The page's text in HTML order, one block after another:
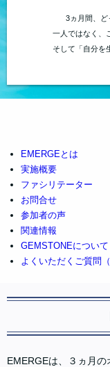
3ヵ月間、ど
一人ではなく、
そして「自分を
EMERGEとは
実施概要
ファシリテーター
お問合せ
参加者の声
関連情報
GEMSTONEについて
よくいただくご質問（
EMERGEは、３ヵ月